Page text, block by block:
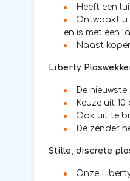
Heeft een
Ontwaakt u
en is met een
Naast
Liberty
De
Keuze uit
Ook uit te
De zender
Stille, discrete
Onze